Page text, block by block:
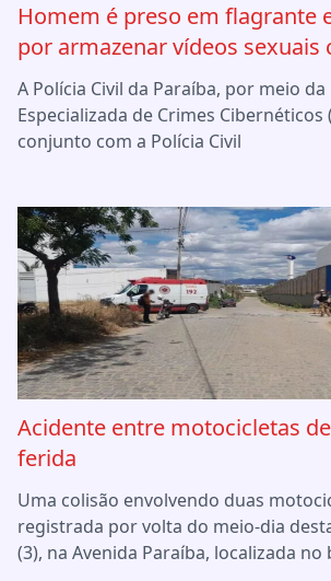
Homem é preso em flagrante
por armazenar vídeos sexuais
A Polícia Civil da Paraíba, por meio da
Especializada de Crimes Cibernéticos
conjunto com a Polícia Civil
Acidente entre motocicletas
ferida
Uma colisão envolvendo duas
registrada por volta do meio-dia
(3), na Avenida Paraíba, localizada no